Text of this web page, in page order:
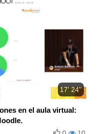
17' 24''
en el aula virtual: